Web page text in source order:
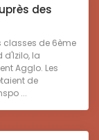
des
de 6ème
d'Izilo, la
Agglo. Les
de
...